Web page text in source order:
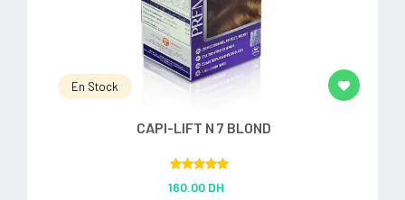
En Stock
CAPI-LIFT N 7 BLOND
out of 5
160.00 DH